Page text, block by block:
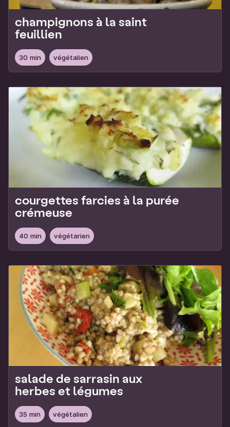
champignons à la saint
feuillien
30 min végétalien
courgettes farcies à la purée
crémeuse
40 min végétarien
salade de sarrasin aux
herbes et légumes
35 min végétalien